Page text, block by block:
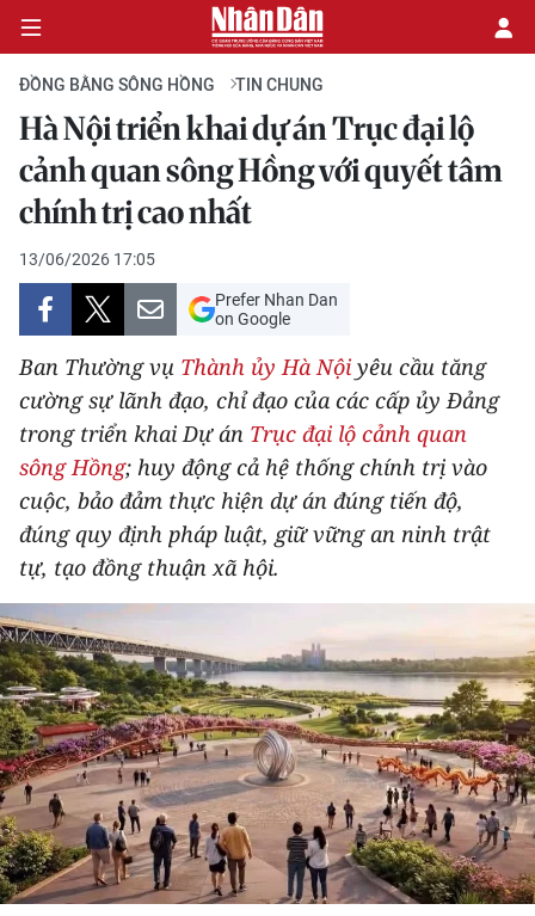
CHÍNH TRỊ
KINH TẾ
VĂN HÓA
XÃ HỘI
PHÁP LUẬT
DU LỊCH
THẾ GIỚI
THỂ THAO
GIÁO DỤC
Y TẾ
KHOA HỌC - CÔNG NGHỆ
MÔI TRƯỜNG
BẠN ĐỌC
KIỂM CHỨNG THÔNG TIN
ĐỒNG BẰNG SÔNG HỒNG TIN CHUNG
Hà Nội triển khai dự án Trục đại lộ
cảnh quan sông Hồng với quyết tâm
chính trị cao nhất
13/06/2026 17:05
Prefer Nhan Dan
on Google
Ban Thường vụ Thành ủy Hà Nội yêu cầu tăng
cường sự lãnh đạo, chỉ đạo của các cấp ủy Đảng
trong triển khai Dự án Trục đại lộ cảnh quan
sông Hồng; huy động cả hệ thống chính trị vào
cuộc, bảo đảm thực hiện dự án đúng tiến độ,
đúng quy định pháp luật, giữ vững an ninh trật
tự, tạo đồng thuận xã hội.